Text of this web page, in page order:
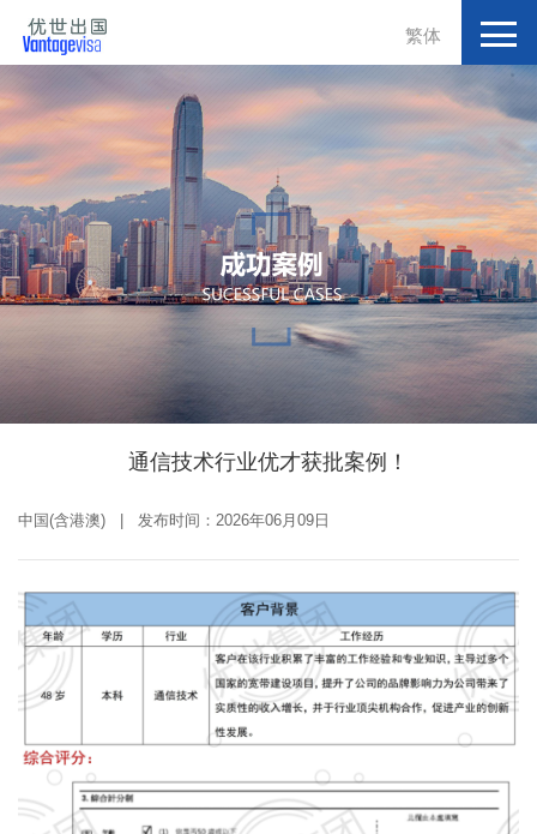
繁体
通信技术行业优才获批案例！
中国(含港澳) | 发布时间：2026年06月09日